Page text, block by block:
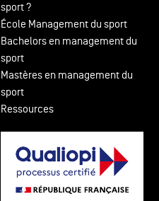
sport ?
École Management du sport
Bachelors en management du
sport
Mastères en management du
sport
Ressources